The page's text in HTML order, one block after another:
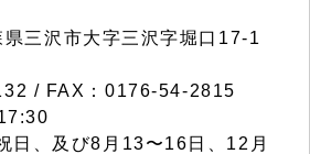
三沢市大字三沢字堀口17-1
/ FAX：0176-54-2815
日、及び8月13〜16日、12月